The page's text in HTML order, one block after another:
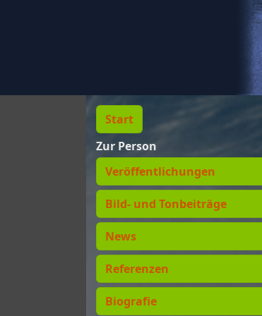
Start
Zur Person
Veröffentlichungen
Bild- und Tonbeiträge
News
Referenzen
Biografie